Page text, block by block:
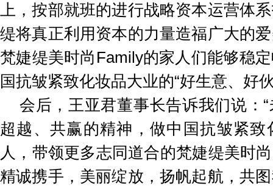
上，按部就班的进行战略资本运营体
缇将真正利用资本的力量造福广大的
梵婕缇美时尚Family的家人们能够稳
国抗皱紧致化妆品大业的“好生意、好
会后，王亚君董事长告诉我们说：
超越、共赢的精神，做中国抗皱紧致
人，带领更多志同道合的梵婕缇美时
精诚携手，美丽绽放，扬帆起航，共